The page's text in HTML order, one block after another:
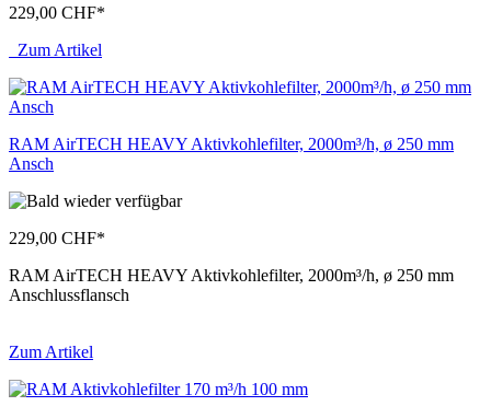
229,00 CHF*
Zum Artikel
RAM AirTECH HEAVY Aktivkohlefilter, 2000m³/h, ø 250 mm
Ansch
229,00 CHF*
RAM AirTECH HEAVY Aktivkohlefilter, 2000m³/h, ø 250 mm
Anschlussflansch
Zum Artikel